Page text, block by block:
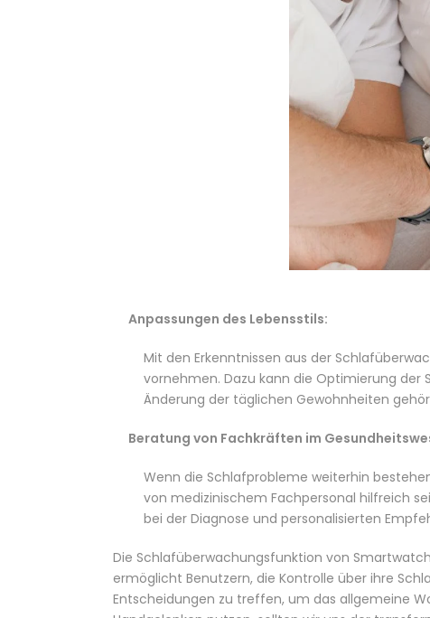
Anpassungen des Lebensstils:
Mit den Erkenntnissen aus der
vornehmen. Dazu kann die Optimierung der
Änderung der täglichen Gewohnheiten
Beratung von Fachkräften im
Wenn die Schlafprobleme weiterhin
von medizinischem Fachpersonal hilfreich
bei der Diagnose und personalisierten
Die Schlafüberwachungsfunktion von
ermöglicht Benutzern, die Kontrolle über ihre
Entscheidungen zu treffen, um das allgemeine